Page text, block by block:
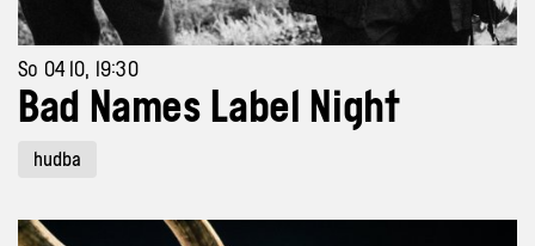
So 04 10, 19:30
Bad Names Label Night
hudba